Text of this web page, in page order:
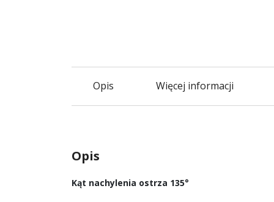
Opis Więcej informacji
Opis
Kąt nachylenia ostrza 135°